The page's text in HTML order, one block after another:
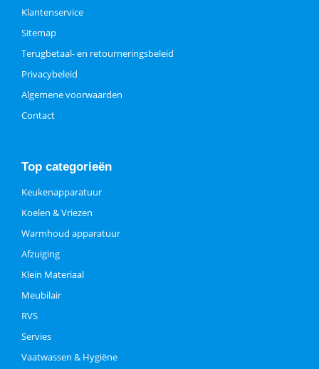
Klantenservice
Sitemap
Terugbetaal- en retourneringsbeleid
Privacybeleid
Algemene voorwaarden
Contact
Top categorieën
Keukenapparatuur
Koelen & Vriezen
Warmhoud apparatuur
Afzuiging
Klein Materiaal
Meubilair
RVS
Servies
Vaatwassen & Hygiëne